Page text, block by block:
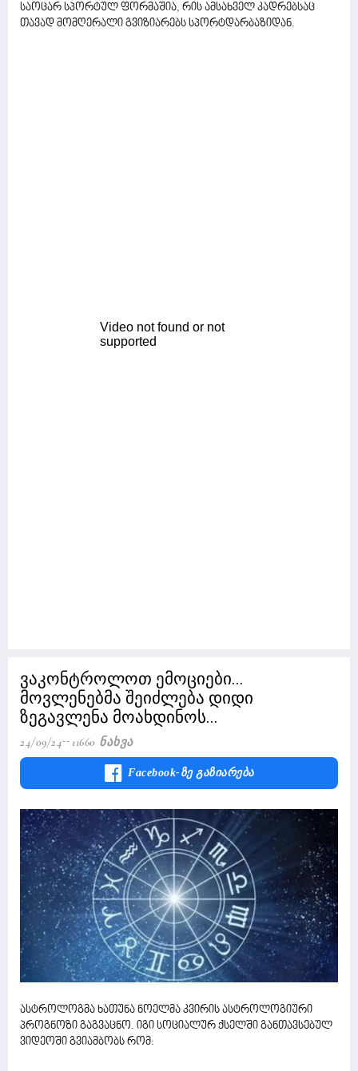
საოცარ სპორტულ ფორმაშია, რის ამსახველ კადრებსაც
თავად მომღერალი გვიზიარებს სპორტდარბაზიდან.
ვაკონტროლოთ ემოციები...
მოვლენებმა შეიძლება დიდი
ზეგავლენა მოახდინოს...
24/09/24 11660 Ნახვა
Facebook-Ზე Გაზიარება
ასტროლოგმა ხათუნა ნოელმა კვირის ასტროლოგიური
პროგნოზი გაგვაცნო. იგი სოციალურ ქსელში განთავსებულ
ვიდეოში გვიამბობს რომ: